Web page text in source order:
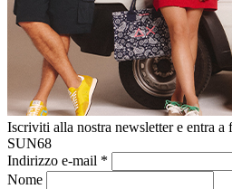
Iscriviti alla nostra newsletter e entra
SUN68
Indirizzo e-mail *
Nome